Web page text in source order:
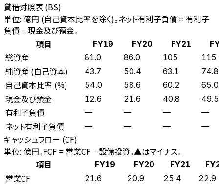
貸借対照表 (BS)
単位: 億円 (自己資本比率を除く)。ネット有利子負債 = 有利子
負債 − 現金及び預金。
項目
FY19 FY20 FY21
総資産 81.0 86.0 105 115
純資産 (自己資本) 43.7 50.4 63.1 74.8
自己資本比率 (%) 54.0 58.6 60.2 65.0
現金及び預金 12.6 21.6 40.8 49.5
有利子負債 — — — —
ネット有利子負債 — — — —
キャッシュフロー (CF)
単位: 億円。FCF = 営業CF − 設備投資。▲はマイナス。
項目
FY19 FY20 FY21
営業CF 21.6 20.9 25.4 22.9